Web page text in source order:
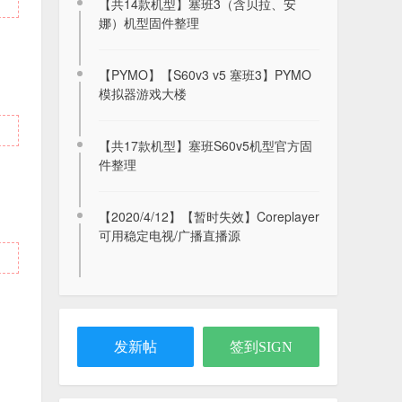
【共14款机型】塞班3（含贝拉、安
娜）机型固件整理
【PYMO】【S60v3 v5 塞班3】PYMO
模拟器游戏大楼
【共17款机型】塞班S60v5机型官方固
件整理
【2020/4/12】【暂时失效】Coreplayer
可用稳定电视/广播直播源
发新帖 签到SIGN
2026年8月7日签到记录贴
2026-08-07
2023-01-01
【SIS】都市赛车4/狂野飙车4HD S60v3